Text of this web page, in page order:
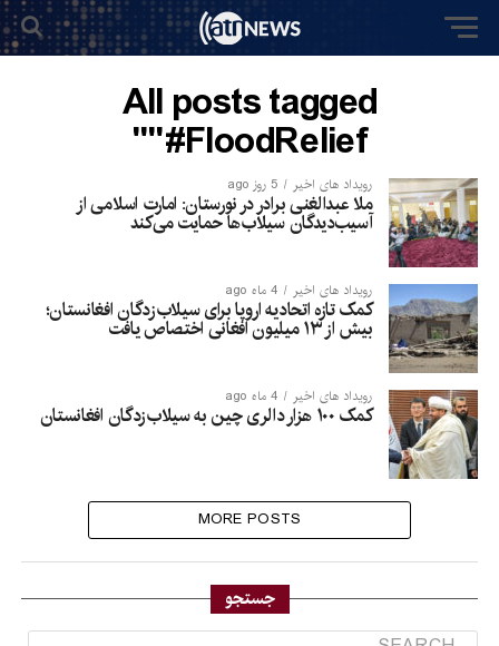
All posts tagged
"#FloodRelief"
رویداد های اخیر 5 روز ago
ملا عبدالغنی برادر در نورستان: امارت اسلامی از
آسیب‌دیدگان سیلاب‌ها حمایت می‌کند
رویداد های اخیر 4 ماه ago
کمک تازه اتحادیه اروپا برای سیلاب‌زدگان افغانستان؛
بیش از ۱۳ میلیون افغانی اختصاص یافت
رویداد های اخیر 4 ماه ago
کمک ۱۰۰ هزار دالری چین به سیلاب‌زدگان افغانستان
MORE POSTS
جستجو